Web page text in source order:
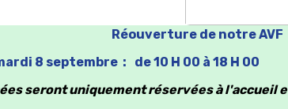
Réouverture de notre
8 septembre :
de 10 H 00 à 18 H 00
seront uniquement réservées à l'accueil